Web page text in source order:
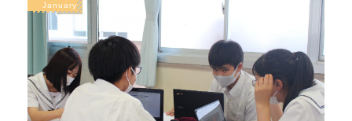
January